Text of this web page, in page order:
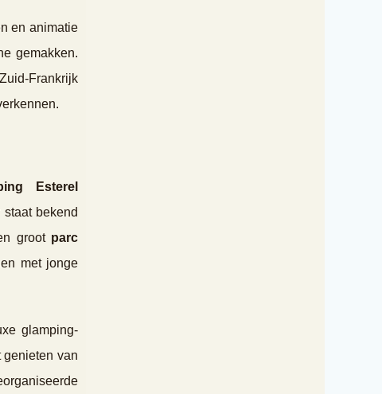
en animatie
gemakken.
Frankrijk
Esterel
staat bekend
groot parc
met jonge
glamping-
genieten van